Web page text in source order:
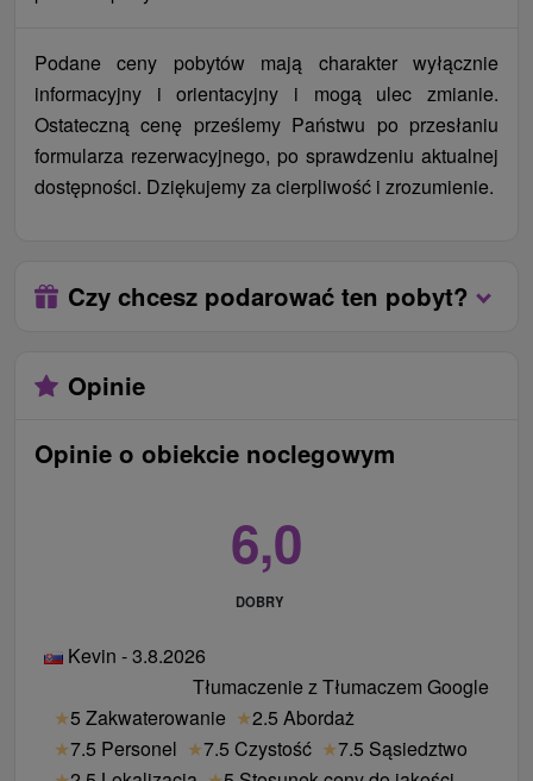
obiadokolacją (bez zabiegów).
Podane ceny pobytów mają charakter wyłącznie
informacyjny i orientacyjny i mogą ulec zmianie.
Ostateczną cenę prześlemy Państwu po przesłaniu
formularza rezerwacyjnego, po sprawdzeniu aktualnej
dostępności. Dziękujemy za cierpliwość i zrozumienie.
Czy chcesz podarować ten pobyt?
Opinie
Opinie o obiekcie noclegowym
6,0
DOBRY
Kevin - 3.8.2026
Tłumaczenie z Tłumaczem Google
★5 Zakwaterowanie ★2.5 Abordaż
★7.5 Personel ★7.5 Czystość ★7.5 Sąsiedztwo